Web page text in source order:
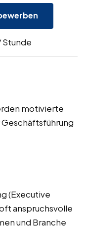
Stunde
motivierte
(Executive
anspruchsvolle
und Branche